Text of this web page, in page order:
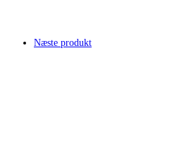
Næste produkt